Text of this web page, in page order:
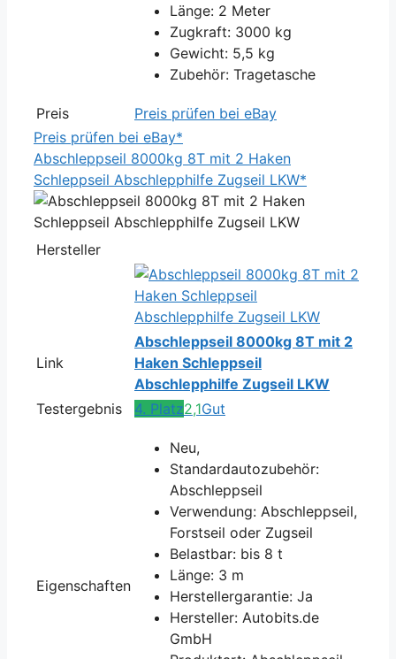
Länge: 2 Meter
Zugkraft: 3000 kg
Gewicht: 5,5 kg
Zubehör: Tragetasche
Preis
Preis prüfen bei eBay
Preis prüfen bei eBay*
Abschleppseil 8000kg 8T mit 2 Haken
Schleppseil Abschlepphilfe Zugseil LKW*
Hersteller
Link
Abschleppseil 8000kg 8T mit 2
Haken Schleppseil
Abschlepphilfe Zugseil LKW
Testergebnis
4. Platz2,1Gut
Eigenschaften
Neu,
Standardautozubehör:
Abschleppseil
Verwendung: Abschleppseil,
Forstseil oder Zugseil
Belastbar: bis 8 t
Länge: 3 m
Herstellergarantie: Ja
Hersteller: Autobits.de
GmbH